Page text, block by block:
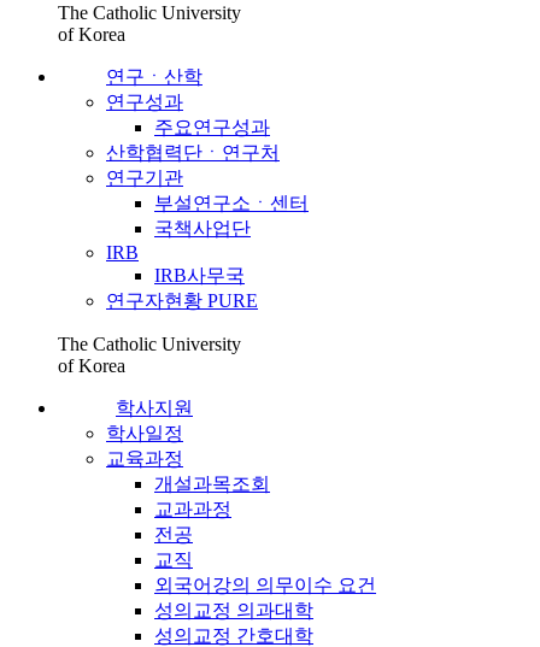
The Catholic University
of Korea
연구ㆍ산학
연구성과
주요연구성과
산학협력단ㆍ연구처
연구기관
부설연구소ㆍ센터
국책사업단
IRB
IRB사무국
연구자현황 PURE
The Catholic University
of Korea
학사지원
학사일정
교육과정
개설과목조회
교과과정
전공
교직
외국어강의 의무이수 요건
성의교정 의과대학
성의교정 간호대학